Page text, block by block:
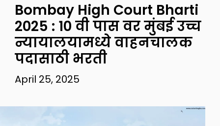
Bombay High Court Bharti
2025 : 10 वी पास वर मुंबई उच्च
न्यायालयामध्ये वाहनचालक
पदासाठी भरती
April 25, 2025